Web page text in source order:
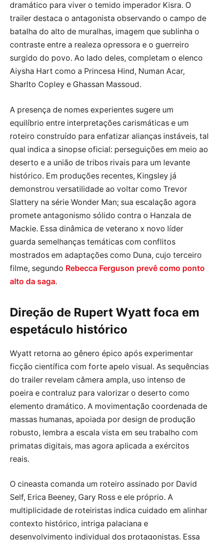
dramático para viver o temido imperador Kisra. O
trailer destaca o antagonista observando o campo de
batalha do alto de muralhas, imagem que sublinha o
contraste entre a realeza opressora e o guerreiro
surgido do povo. Ao lado deles, completam o elenco
Aiysha Hart como a Princesa Hind, Numan Acar,
Sharlto Copley e Ghassan Massoud.
A presença de nomes experientes sugere um
equilíbrio entre interpretações carismáticas e um
roteiro construído para enfatizar alianças instáveis, tal
qual indica a sinopse oficial: perseguições em meio ao
deserto e a união de tribos rivais para um levante
histórico. Em produções recentes, Kingsley já
demonstrou versatilidade ao voltar como Trevor
Slattery na série Wonder Man; sua escalação agora
promete antagonismo sólido contra o Hanzala de
Mackie. Essa dinâmica de veterano x novo líder
guarda semelhanças temáticas com conflitos
mostrados em adaptações como Duna, cujo terceiro
filme, segundo Rebecca Ferguson prevê como ponto
alto da saga.
Direção de Rupert Wyatt foca em
espetáculo histórico
Wyatt retorna ao gênero épico após experimentar
ficção científica com forte apelo visual. As sequências
do trailer revelam câmera ampla, uso intenso de
poeira e contraluz para valorizar o deserto como
elemento dramático. A movimentação coordenada de
massas humanas, apoiada por design de produção
robusto, lembra a escala vista em seu trabalho com
primatas digitais, mas agora aplicada a exércitos
reais.
O cineasta comanda um roteiro assinado por David
Self, Erica Beeney, Gary Ross e ele próprio. A
multiplicidade de roteiristas indica cuidado em alinhar
contexto histórico, intriga palaciana e
desenvolvimento individual dos protagonistas. Essa